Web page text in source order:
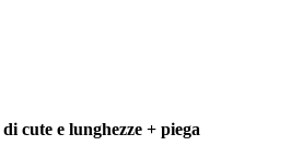
cute e lunghezze + piega